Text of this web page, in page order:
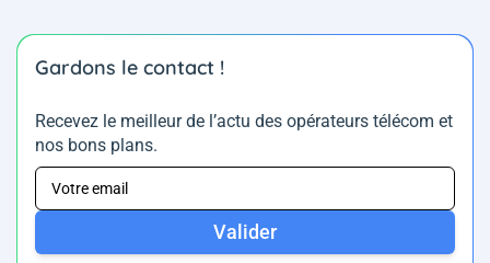
Gardons le contact !
Recevez le meilleur de l’actu des opérateurs télécom et
nos bons plans.
Valider